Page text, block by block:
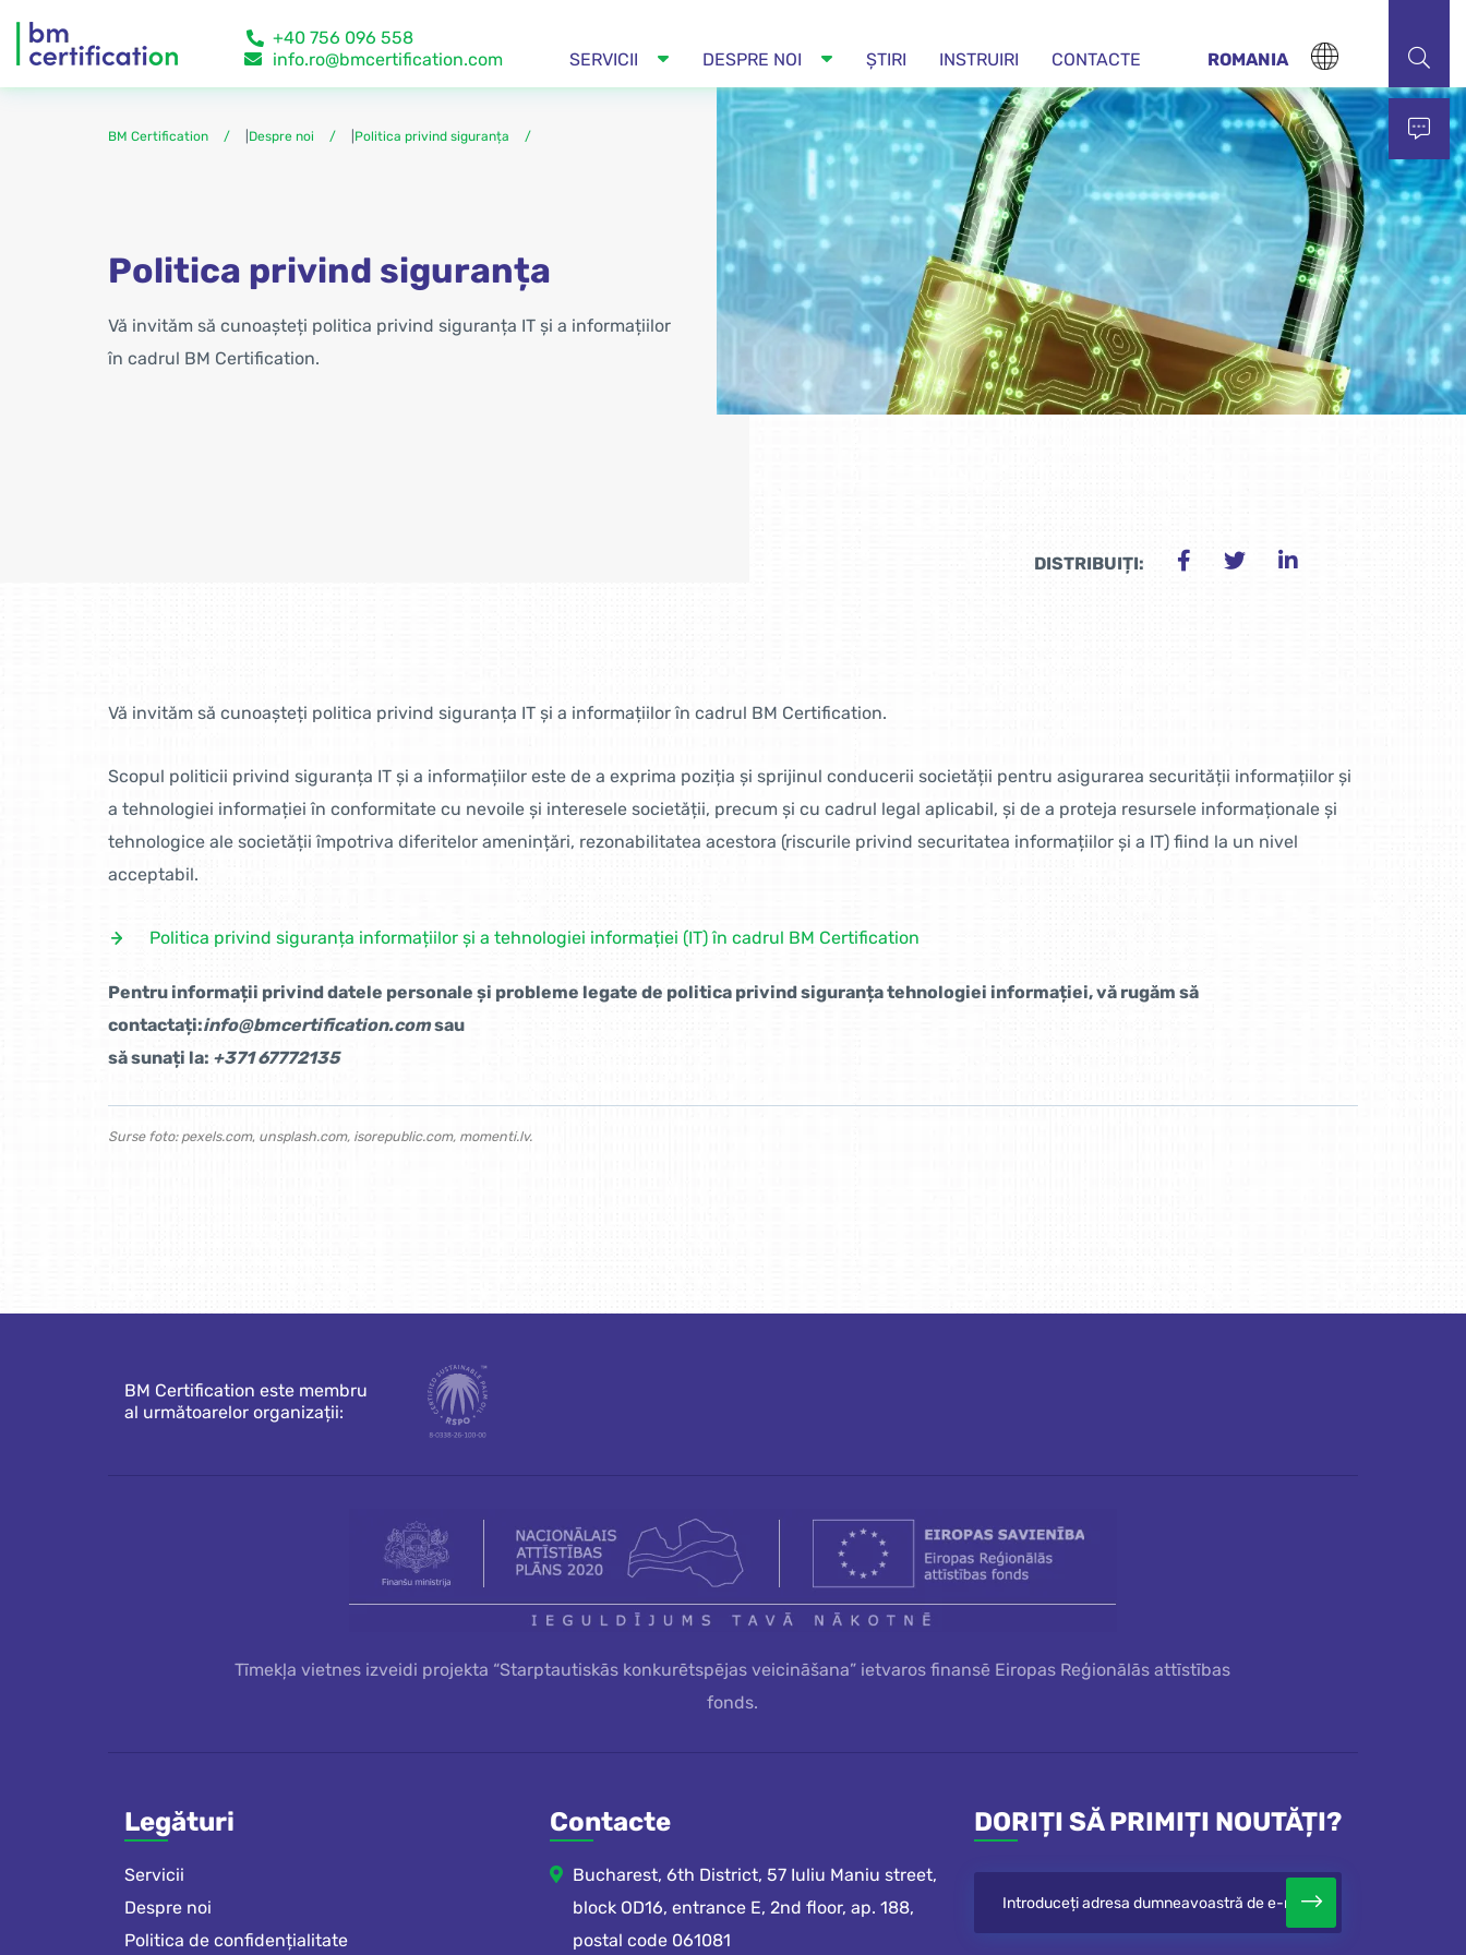
+40 756 096 558
info.ro@bmcertification.com
SERVICII DESPRE NOI ȘTIRI INSTRUIRI CONTACTE ROMANIA
BM Certification Despre noi Politica privind siguranța
Politica privind siguranța
Vă invităm să cunoașteți politica privind siguranța IT și a informațiilor
în cadrul BM Certification.
DISTRIBUIȚI:
Vă invităm să cunoașteți politica privind siguranța IT și a informațiilor în cadrul BM Certification.
Scopul politicii privind siguranța IT și a informațiilor este de a exprima poziția și sprijinul conducerii societății pentru asigurarea securității informațiilor și
a tehnologiei informației în conformitate cu nevoile și interesele societății, precum și cu cadrul legal aplicabil, și de a proteja resursele informaționale și
tehnologice ale societății împotriva diferitelor amenințări, rezonabilitatea acestora (riscurile privind securitatea informațiilor și a IT) fiind la un nivel
acceptabil.
Politica privind siguranța informațiilor și a tehnologiei informației (IT) în cadrul BM Certification
Pentru informații privind datele personale și probleme legate de politica privind siguranța tehnologiei informației, vă rugăm să
contactați:info@bmcertification.comsau
să sunați la: +371 67772135
Surse foto: pexels.com, unsplash.com, isorepublic.com, momenti.lv.
BM Certification este membru
al următoarelor organizații:
Tīmekļa vietnes izveidi projekta “Starptautiskās konkurētspējas veicināšana” ietvaros finansē Eiropas Reģionālās attīstības
fonds.
Legături
Servicii
Despre noi
Politica de confidențialitate
Contacte
Bucharest, 6th District, 57 Iuliu Maniu street,
block OD16, entrance E, 2nd floor, ap. 188,
postal code 061081
DORIȚI SĂ PRIMIȚI NOUTĂȚI?